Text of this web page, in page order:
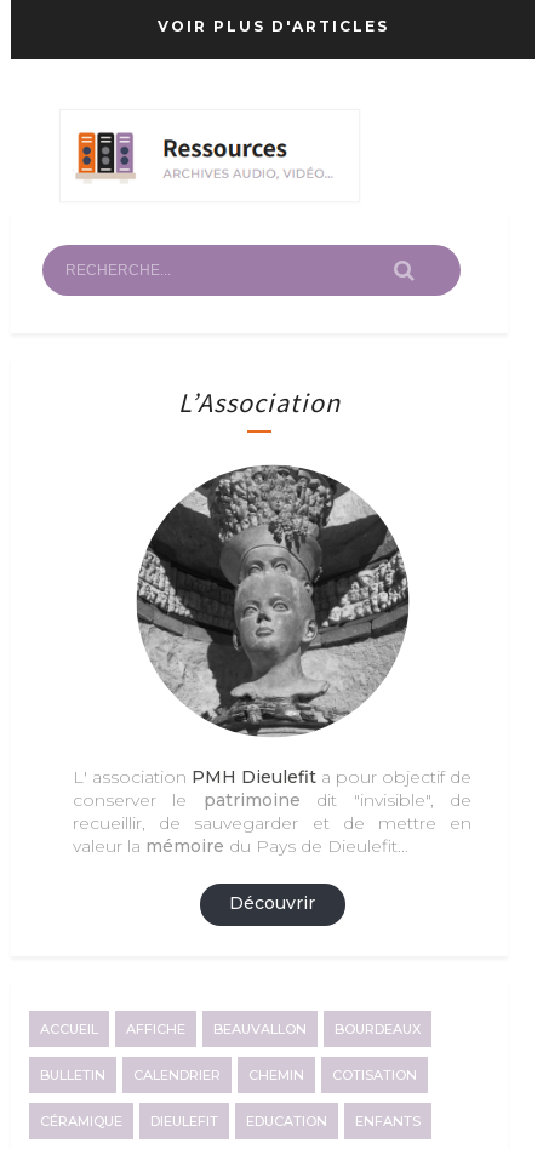
VOIR PLUS D'ARTICLES
L’Association
L' association PMH Dieulefit a pour objectif de
conserver le patrimoine dit "invisible", de
recueillir, de sauvegarder et de mettre en
valeur la mémoire du Pays de Dieulefit...
Découvrir
ACCUEIL AFFICHE BEAUVALLON BOURDEAUX
BULLETIN CALENDRIER CHEMIN COTISATION
CÉRAMIQUE DIEULEFIT EDUCATION ENFANTS